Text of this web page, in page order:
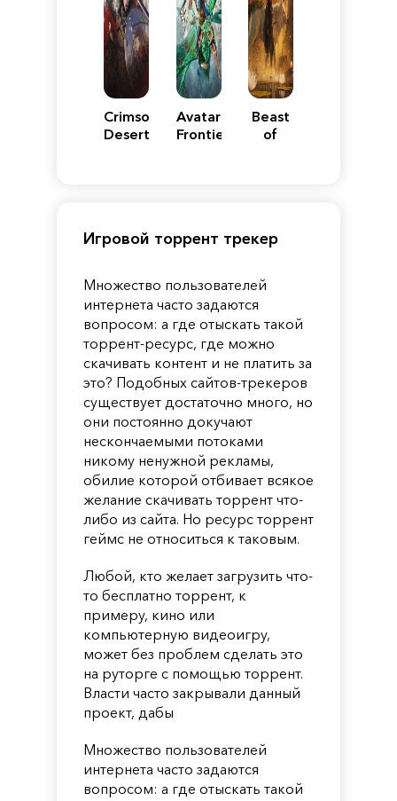
Crimson
Desert
Avatar:
Frontiers
Beast
of
Игровой торрент трекер
Множество пользователей
интернета часто задаются
вопросом: а где отыскать такой
торрент-ресурс, где можно
скачивать контент и не платить за
это? Подобных сайтов-трекеров
существует достаточно много, но
они постоянно докучают
нескончаемыми потоками
никому ненужной рекламы,
обилие которой отбивает всякое
желание скачивать торрент что-
либо из сайта. Но ресурс торрент
геймс не относиться к таковым.
Любой, кто желает загрузить что-
то бесплатно торрент, к
примеру, кино или
компьютерную видеоигру,
может без проблем сделать это
на руторге с помощью торрент.
Власти часто закрывали данный
проект, дабы
Множество пользователей
интернета часто задаются
вопросом: а где отыскать такой